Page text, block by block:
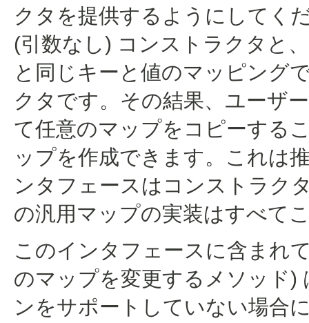
クタを提供するようにしてく
(引数なし) コンストラクタと、
と同じキーと値のマッピング
クタです。その結果、ユーザ
て任意のマップをコピーする
ップを作成できます。これは
ンタフェースはコンストラク
の汎用マップの実装はすべて
このインタフェースに含まれ
のマップを変更するメソッド)
ンをサポートしていない場合